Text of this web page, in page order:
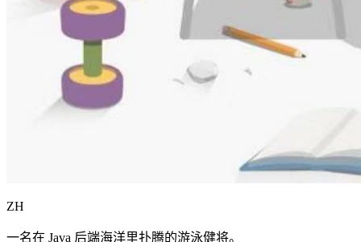
ZH
一名在 Java 后端海洋里扑腾的游泳健将。